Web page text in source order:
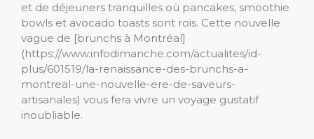
et de déjeuners tranquilles où pancakes, smoothie
bowls et avocado toasts sont rois. Cette nouvelle
vague de [brunchs à Montréal]
(https://www.infodimanche.com/actualites/id-
plus/601519/la-renaissance-des-brunchs-a-
montreal-une-nouvelle-ere-de-saveurs-
artisanales) vous fera vivre un voyage gustatif
inoubliable.